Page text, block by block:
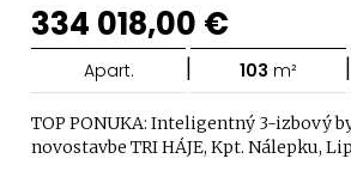
334 018,00 €
Apart. | 103 m² |
TOP PONUKA: Inteligentný 3-izbový
novostavbe TRI HÁJE, Kpt. Nálepku,